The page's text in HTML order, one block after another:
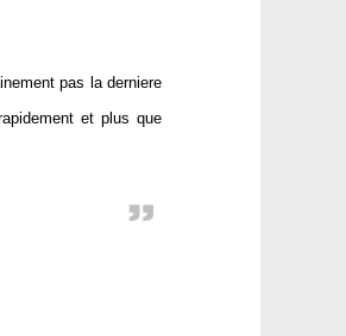
pas la derniere
et plus que